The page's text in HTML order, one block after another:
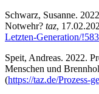
Schwarz, Susanne.
Notwehr? taz,
Letzten-Generation/
Speit, Andreas. 2022.
Menschen und
(https://taz.de/Prozess-